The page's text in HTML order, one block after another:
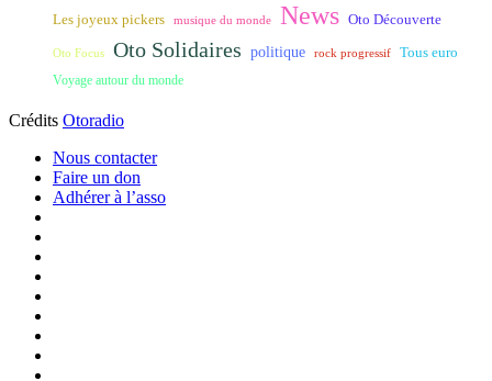
Les joyeux pickers musique du monde News Oto Découverte
Oto Focus Oto Solidaires politique rock progressif Tous euro
Voyage autour du monde
Crédits Otoradio
Nous contacter
Faire un don
Adhérer à l’asso